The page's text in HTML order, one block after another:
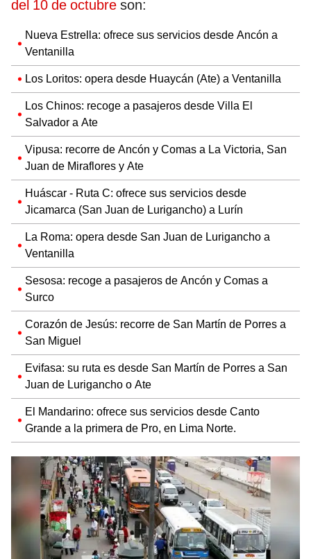
del 10 de octubre son:
Nueva Estrella: ofrece sus servicios desde Ancón a
Ventanilla
Los Loritos: opera desde Huaycán (Ate) a Ventanilla
Los Chinos: recoge a pasajeros desde Villa El
Salvador a Ate
Vipusa: recorre de Ancón y Comas a La Victoria, San
Juan de Miraflores y Ate
Huáscar - Ruta C: ofrece sus servicios desde
Jicamarca (San Juan de Lurigancho) a Lurín
La Roma: opera desde San Juan de Lurigancho a
Ventanilla
Sesosa: recoge a pasajeros de Ancón y Comas a
Surco
Corazón de Jesús: recorre de San Martín de Porres a
San Miguel
Evifasa: su ruta es desde San Martín de Porres a San
Juan de Lurigancho o Ate
El Mandarino: ofrece sus servicios desde Canto
Grande a la primera de Pro, en Lima Norte.